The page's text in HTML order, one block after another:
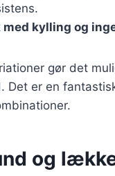
med kylling og
gør det
Det er en
og